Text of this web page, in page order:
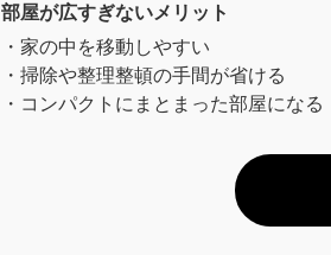
部屋が広すぎないメリット
・家の中を移動しやすい
・掃除や整理整頓の手間が省ける
・コンパクトにまとまった部屋になる